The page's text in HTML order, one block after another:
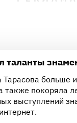
таланты
Тарасова больше
также покоряла
выступлений